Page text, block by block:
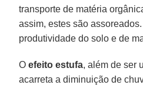
transporte de matéria
assim, estes são
produtividade do solo e de
Oefeito estufa, além de ser
acarreta a diminuição de